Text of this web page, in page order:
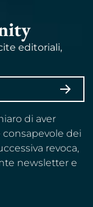
editoriali,
di aver
consapevole dei
revoca,
newsletter e